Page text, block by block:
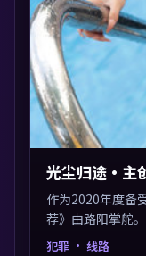
光尘归途·主
作为2020年度备
荐》由路阳掌舵
顾，人物关系错
犯罪 · 线路